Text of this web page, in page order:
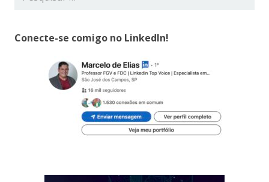
Conecte-se comigo no LinkedIn!